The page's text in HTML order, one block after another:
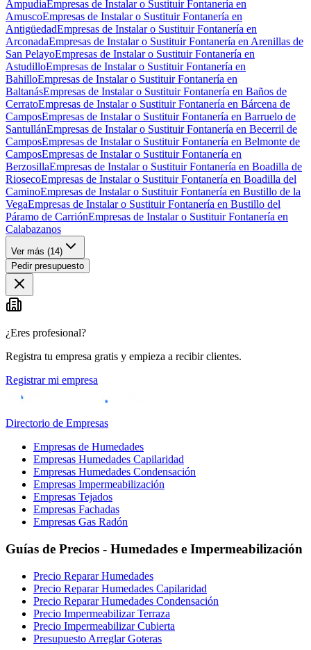
AmpudiaEmpresas de Instalar o Sustituir Fontanería en
AmuscoEmpresas de Instalar o Sustituir Fontanería en
AntigüedadEmpresas de Instalar o Sustituir Fontanería en
ArconadaEmpresas de Instalar o Sustituir Fontanería en Arenillas de
San PelayoEmpresas de Instalar o Sustituir Fontanería en
AstudilloEmpresas de Instalar o Sustituir Fontanería en
BahilloEmpresas de Instalar o Sustituir Fontanería en
BaltanásEmpresas de Instalar o Sustituir Fontanería en Baños de
CerratoEmpresas de Instalar o Sustituir Fontanería en Bárcena de
CamposEmpresas de Instalar o Sustituir Fontanería en Barruelo de
SantullánEmpresas de Instalar o Sustituir Fontanería en Becerril de
CamposEmpresas de Instalar o Sustituir Fontanería en Belmonte de
CamposEmpresas de Instalar o Sustituir Fontanería en
BerzosillaEmpresas de Instalar o Sustituir Fontanería en Boadilla de
RiosecoEmpresas de Instalar o Sustituir Fontanería en Boadilla del
CaminoEmpresas de Instalar o Sustituir Fontanería en Bustillo de la
VegaEmpresas de Instalar o Sustituir Fontanería en Bustillo del
Páramo de CarriónEmpresas de Instalar o Sustituir Fontanería en
Calabazanos
Ver más (14)
Pedir presupuesto
¿Eres profesional?
Registra tu empresa gratis y empieza a recibir clientes.
Registrar mi empresa
Directorio de Empresas
Empresas de Humedades
Empresas Humedades Capilaridad
Empresas Humedades Condensación
Empresas Impermeabilización
Empresas Tejados
Empresas Fachadas
Empresas Gas Radón
Guías de Precios - Humedades e Impermeabilización
Precio Reparar Humedades
Precio Reparar Humedades Capilaridad
Precio Reparar Humedades Condensación
Precio Impermeabilizar Terraza
Precio Impermeabilizar Cubierta
Presupuesto Arreglar Goteras